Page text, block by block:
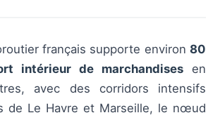
français supporte environ 80
intérieur de marchandises en
avec des corridors intensifs
de Le Havre et Marseille, le nœud